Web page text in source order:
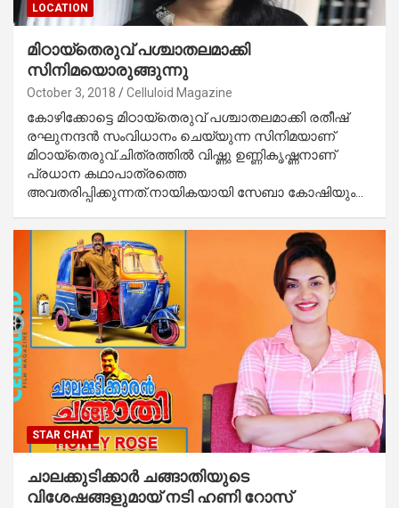
LOCATION
മിഠായ്‌തെരുവ് പശ്ചാതലമാക്കി
സിനിമയൊരുങ്ങുന്നു
October 3, 2018 Celluloid Magazine
കോഴിക്കോട്ടെ മിഠായ്‌തെരുവ് പശ്ചാതലമാക്കി രതീഷ്
രഘുനന്ദന്‍ സംവിധാനം ചെയ്യുന്ന സിനിമയാണ്
മിഠായ്‌തെരുവ്.ചിത്രത്തില്‍ വിഷ്ണു ഉണ്ണികൃഷ്ണനാണ്
പ്രധാന കഥാപാത്രത്തെ
അവതരിപ്പിക്കുന്നത്.നായികയായി സേബാ കോഷിയും…
STAR CHAT
ചാലക്കുടിക്കാര്‍ ചങ്ങാതിയുടെ
വിശേഷങ്ങളുമായ് നടി ഹണി റോസ്‌